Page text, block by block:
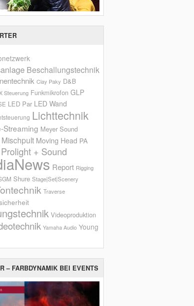
Beschallungstechnik
Clay Paky D&B
Steuerung Funkmikrofon GLP
LED Par LED Wand
Lichttechnik
Streaming Meyer Sound
Mischpult Moving Head PA
Prolight + Sound
Report Rigging
Shure Stage|Set|Scenery
Traverse
Videoproduktion
Yamaha Audio Young
– FARBDYNAMIK BEI EVENTS